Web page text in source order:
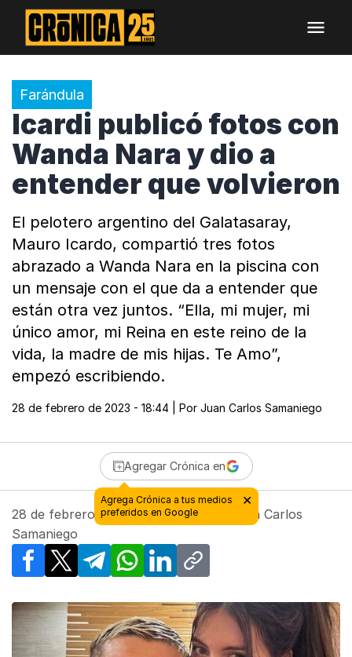
Farándula
Icardi publicó fotos con
Wanda Nara y dio a
entender que volvieron
El pelotero argentino del Galatasaray,
Mauro Icardo, compartió tres fotos
abrazado a Wanda Nara en la piscina con
un mensaje con el que da a entender que
están otra vez juntos. “Ella, mi mujer, mi
único amor, mi Reina en este reino de la
vida, la madre de mis hijas. Te Amo”,
empezó escribiendo.
28 de febrero de 2023 - 18:44 | Por Juan Carlos Samaniego
Agregar Crónica en
28 de febrero de 2023 - 18:44| Por
Juan Carlos
Samaniego
Facebook
X TelegramWhatsApp
LinkedInCopy link